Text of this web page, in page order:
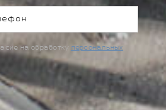
на обработку персональных